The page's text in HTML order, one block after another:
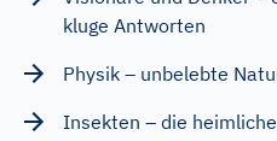
kluge Antworten
Physik – unbelebte
Insekten – die